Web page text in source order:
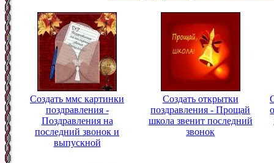
Создать ммс картинки
поздравления -
Поздравления на
последний звонок и
выпускной
Создать открытки
поздравления - Прощай
школа звенит последний
звонок